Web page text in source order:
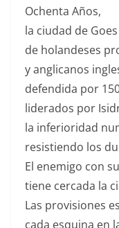
Ochenta Años,
la ciudad de
de holandeses
y anglicanos
defendida por
liderados por
la inferioridad
resistiendo los
El enemigo con
tiene cercada la
Las provisiones
cada esquina en